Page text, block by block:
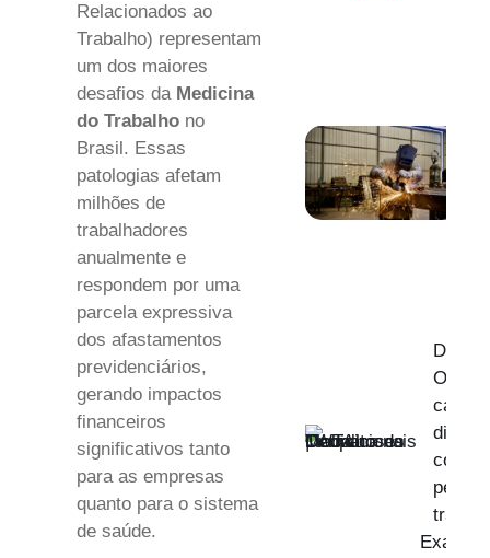
Relacionados ao
Trabalho) representam
um dos maiores
desafios da Medicina
do Trabalho no
Brasil. Essas
patologias afetam
milhões de
trabalhadores
anualmente e
respondem por uma
parcela expressiva
dos afastamentos
previdenciários,
gerando impactos
financeiros
significativos tanto
para as empresas
quanto para o sistema
de saúde.
como
pele
Exame